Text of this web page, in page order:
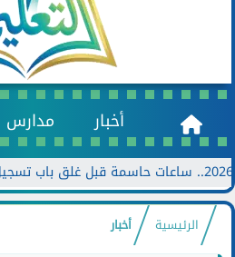
أخبار مدارس
الرئيسية أخبار